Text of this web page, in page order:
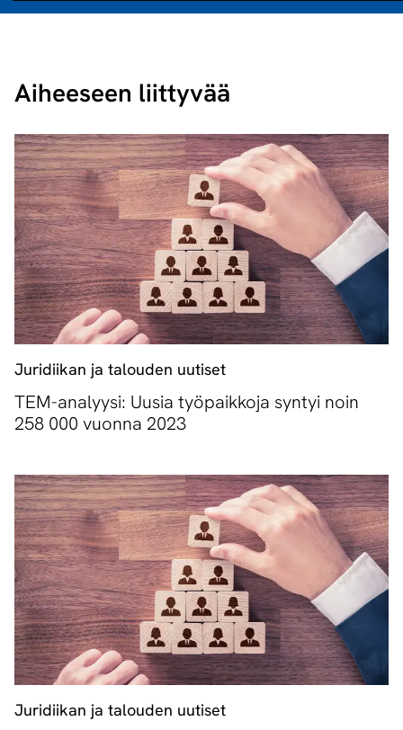
Aiheeseen liittyvää
Juridiikan ja talouden uutiset
TEM-analyysi: Uusia työpaikkoja syntyi noin
258 000 vuonna 2023
Juridiikan ja talouden uutiset